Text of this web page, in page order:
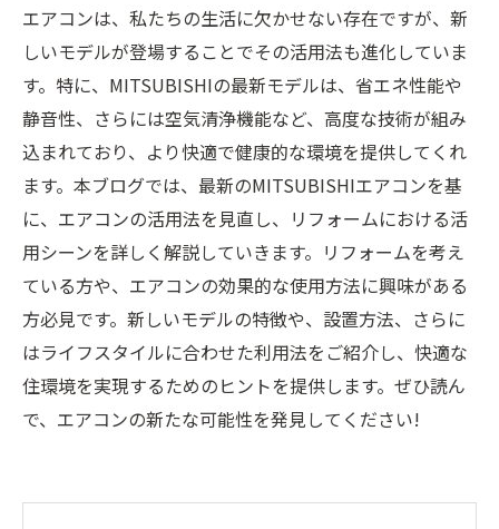
エアコンは、私たちの生活に欠かせない存在ですが、新
しいモデルが登場することでその活用法も進化していま
す。特に、MITSUBISHIの最新モデルは、省エネ性能や
静音性、さらには空気清浄機能など、高度な技術が組み
込まれており、より快適で健康的な環境を提供してくれ
ます。本ブログでは、最新のMITSUBISHIエアコンを基
に、エアコンの活用法を見直し、リフォームにおける活
用シーンを詳しく解説していきます。リフォームを考え
ている方や、エアコンの効果的な使用方法に興味がある
方必見です。新しいモデルの特徴や、設置方法、さらに
はライフスタイルに合わせた利用法をご紹介し、快適な
住環境を実現するためのヒントを提供します。ぜひ読ん
で、エアコンの新たな可能性を発見してください!